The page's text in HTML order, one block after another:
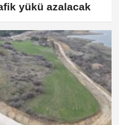
yükü azalacak